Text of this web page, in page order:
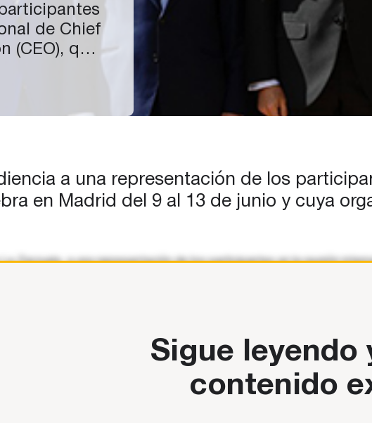
de Chief
(CEO), que
países,
a una representación de los
en Madrid del 9 al 13 de junio y cuya
Zarzuela, a una representación de los participantes en la reunión
Sigue leyendo
contenido